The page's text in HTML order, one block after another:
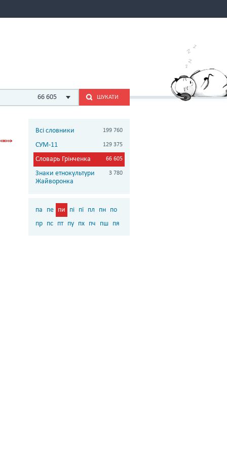
66 605 ШУКАТИ
Всі словники 199 760
СУМ-11 129 375
Словарь Грінченка 66 605
Знаки етнокультури
Жайворонка
3 780
па пе пи пі пї пл пн по
пр пс пт пу пх пч пш пя